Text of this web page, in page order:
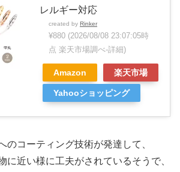
レルギー対応
created by Rinker
¥880 (2026/08/08 23:07:05時
点 楽天市場調べ-詳細)
Amazon 楽天市場
Yahooショッピング
のコーティング技術が発達して、
に近い様に工夫がされているそうで、